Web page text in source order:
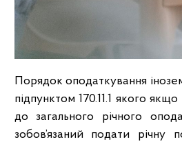
Порядок оподаткування
підпунктом 170.11.1 якого
до загального річного
зобов’язаний подати